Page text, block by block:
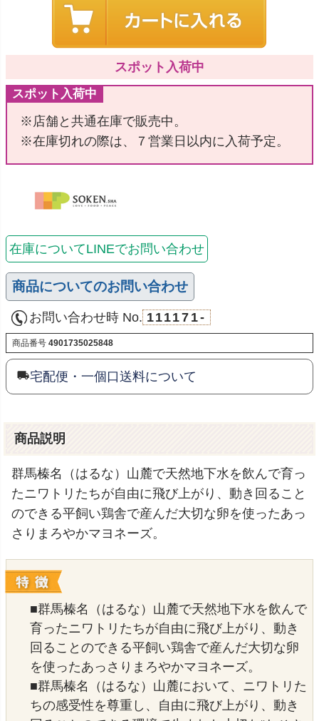
スポット入荷中
スポット入荷中
※店舗と共通在庫で販売中。
※在庫切れの際は、７営業日以内に入荷予定。
在庫についてLINEでお問い合わせ
商品についてのお問い合わせ
お問い合わせ時 No. 111171-
商品番号 4901735025848
宅配便・一個口送料について
商品説明
群馬榛名（はるな）山麓で天然地下水を飲んで育っ
たニワトリたちが自由に飛び上がり、動き回ること
のできる平飼い鶏舎で産んだ大切な卵を使ったあっ
さりまろやかマヨネーズ。
■群馬榛名（はるな）山麓で天然地下水を飲んで
育ったニワトリたちが自由に飛び上がり、動き
回ることのできる平飼い鶏舎で産んだ大切な卵
を使ったあっさりまろやかマヨネーズ。
■群馬榛名（はるな）山麓において、ニワトリた
ちの感受性を尊重し、自由に飛び上がり、動き